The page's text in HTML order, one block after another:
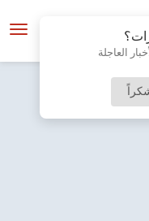
العاجلة